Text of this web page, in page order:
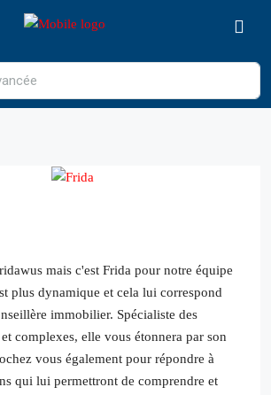
mais c'est Frida pour notre équipe
plus dynamique et cela lui correspond
immobilier. Spécialiste des
complexes, elle vous étonnera par son
vous également pour répondre à
qui lui permettront de comprendre et